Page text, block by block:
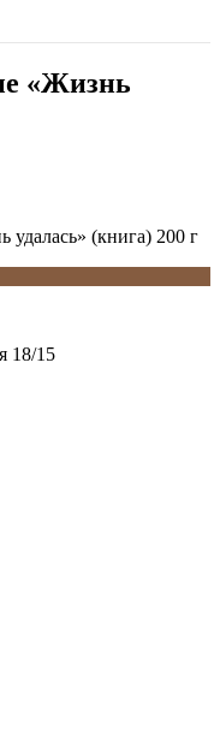
«Жизнь
(книга) 200 г
18/15